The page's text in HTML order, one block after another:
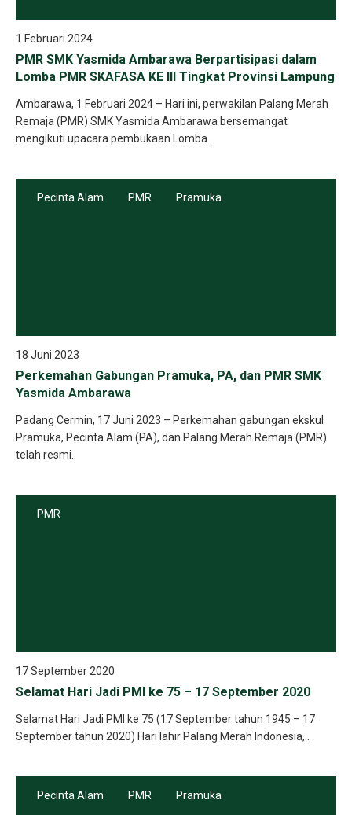
1 Februari 2024
PMR SMK Yasmida Ambarawa Berpartisipasi dalam
Lomba PMR SKAFASA KE III Tingkat Provinsi Lampung
Ambarawa, 1 Februari 2024 – Hari ini, perwakilan Palang Merah
Remaja (PMR) SMK Yasmida Ambarawa bersemangat
mengikuti upacara pembukaan Lomba..
Pecinta Alam PMR Pramuka
18 Juni 2023
Perkemahan Gabungan Pramuka, PA, dan PMR SMK
Yasmida Ambarawa
Padang Cermin, 17 Juni 2023 – Perkemahan gabungan ekskul
Pramuka, Pecinta Alam (PA), dan Palang Merah Remaja (PMR)
telah resmi..
PMR
17 September 2020
Selamat Hari Jadi PMI ke 75 – 17 September 2020
Selamat Hari Jadi PMI ke 75 (17 September tahun 1945 – 17
September tahun 2020) Hari lahir Palang Merah Indonesia,..
Pecinta Alam PMR Pramuka